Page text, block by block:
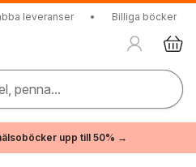
leveranser • Billiga böcker
penna...
upp till 50% →